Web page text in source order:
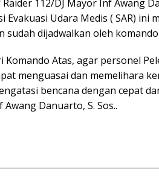
112/DJ Mayor Inf Awang
Evakuasi Udara Medis ( SAR)
sudah dijadwalkan oleh
Komando Atas, agar personel
menguasai dan memelihara
bencana dengan cepat
Awang Danuarto, S. Sos..